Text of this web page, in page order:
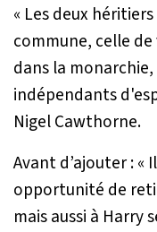
« Les deux
commune, celle
dans la
indépendants
Nigel Cawthorne.
Avant d’ajouter :«
opportunité de
mais aussi à Harry